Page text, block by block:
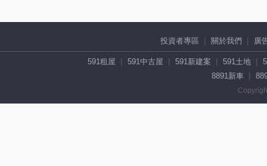
投資者專區 關於我們 廣
591租屋 591中古屋 591新建案 591土地
8891新車